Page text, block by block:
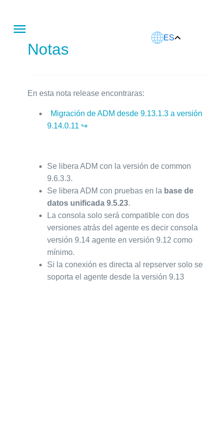
ES
Notas
En esta nota release encontraras:
Migración de ADM desde 9.13.1.3 a versión
9.14.0.11 ↪
Se libera ADM con la versión de common
9.6.3.3.
Se libera ADM con pruebas en la base de
datos unificada 9.5.23.
La consola solo será compatible con dos
versiones atrás del agente es decir consola
versión 9.14 agente en versión 9.12 como
mínimo.
Si la conexión es directa al repserver solo se
soporta el agente desde la versión 9.13